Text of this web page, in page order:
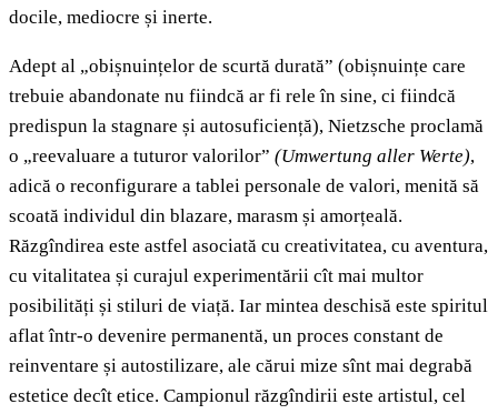
docile, mediocre și inerte.
Adept al „obișnuințelor de scurtă durată” (obișnuințe care
trebuie abandonate nu fiindcă ar fi rele în sine, ci fiindcă
predispun la stagnare și autosuficiență), Nietzsche proclamă
o „reevaluare a tuturor valorilor” (Umwertung aller Werte),
adică o reconfigurare a tablei personale de valori, menită să
scoată individul din blazare, marasm și amorțeală.
Răzgîndirea este astfel asociată cu creativitatea, cu aventura,
cu vitalitatea și curajul experimentării cît mai multor
posibilități și stiluri de viață. Iar mintea deschisă este spiritul
aflat într-o devenire permanentă, un proces constant de
reinventare și autostilizare, ale cărui mize sînt mai degrabă
estetice decît etice. Campionul răzgîndirii este artistul, cel